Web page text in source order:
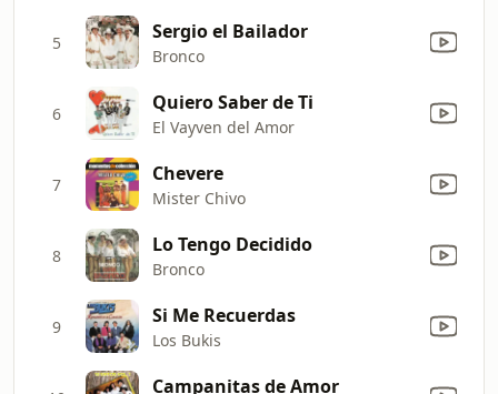
5 Sergio el Bailador
Bronco
6 Quiero Saber de Ti
El Vayven del Amor
7 Chevere
Mister Chivo
8 Lo Tengo Decidido
Bronco
9 Si Me Recuerdas
Los Bukis
Campanitas de Amor